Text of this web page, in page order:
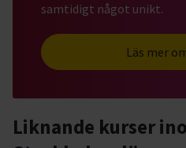
samtidigt något unikt.
Läs mer
Liknande kurser